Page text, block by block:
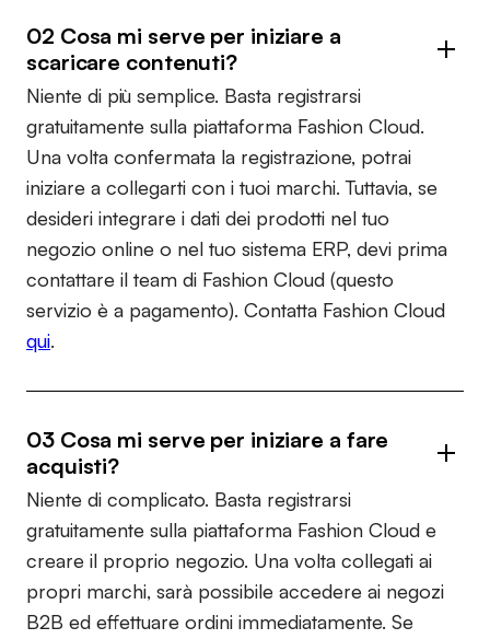
02 Cosa mi serve per iniziare a
scaricare contenuti?
Niente di più semplice. Basta registrarsi
gratuitamente sulla piattaforma Fashion Cloud.
Una volta confermata la registrazione, potrai
iniziare a collegarti con i tuoi marchi. Tuttavia, se
desideri integrare i dati dei prodotti nel tuo
negozio online o nel tuo sistema ERP, devi prima
contattare il team di Fashion Cloud (questo
servizio è a pagamento). Contatta Fashion Cloud
qui.
03 Cosa mi serve per iniziare a fare
acquisti?
Niente di complicato. Basta registrarsi
gratuitamente sulla piattaforma Fashion Cloud e
creare il proprio negozio. Una volta collegati ai
propri marchi, sarà possibile accedere ai negozi
B2B ed effettuare ordini immediatamente. Se